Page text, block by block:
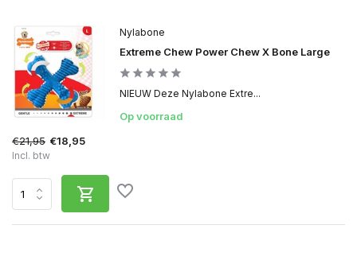
Nylabone
Extreme Chew Power Chew X Bone Large
NIEUW Deze Nylabone Extre...
Op voorraad
€21,95 €18,95
Incl. btw